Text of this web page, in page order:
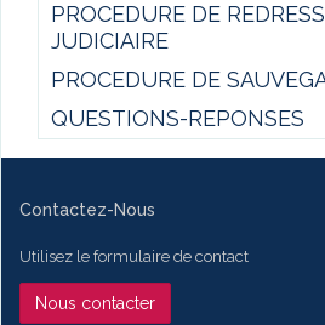
PROCEDURE DE
JUDICIAIRE
PROCEDURE DE
QUESTIONS-REPONSES
Contactez-Nous
Utilisez le formulaire de contact
Nous contacter